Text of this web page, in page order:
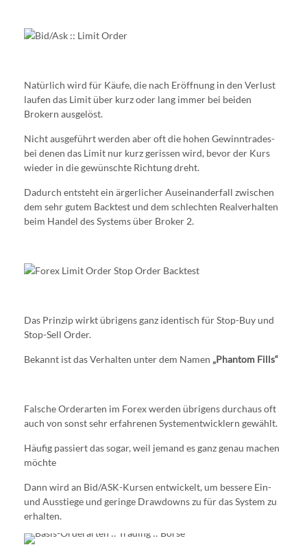
Natürlich wird für Käufe, die nach Eröffnung in den Verlust
laufen das Limit über kurz oder lang immer bei beiden
Brokern ausgelöst.
Nicht ausgeführt werden aber oft die hohen Gewinntrades-
bei denen das Limit nur kurz gerissen wird, bevor der Kurs
wieder in die gewünschte Richtung dreht.
Dadurch entsteht ein ärgerlicher Auseinanderfall zwischen
dem sehr gutem Backtest und dem schlechten Realverhalten
beim Handel des Systems über Broker 2.
Das Prinzip wirkt übrigens ganz identisch für Stop-Buy und
Stop-Sell Order.
Bekannt ist das Verhalten unter dem Namen „Phantom Fills“
Falsche Orderarten im Forex werden übrigens durchaus oft
auch von sonst sehr erfahrenen Systementwicklern gewählt.
Häufig passiert das sogar, weil jemand es ganz genau machen
möchte
Dann wird an Bid/ASK-Kursen entwickelt, um bessere Ein-
und Ausstiege und geringe Drawdowns zu für das System zu
erhalten.